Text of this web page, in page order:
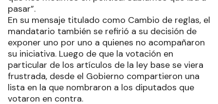
pasar”.
En su mensaje titulado como Cambio de reglas, el
mandatario también se refirió a su decisión de
exponer uno por uno a quienes no acompañaron
su iniciativa. Luego de que la votación en
particular de los artículos de la ley base se viera
frustrada, desde el Gobierno compartieron una
lista en la que nombraron a los diputados que
votaron en contra.